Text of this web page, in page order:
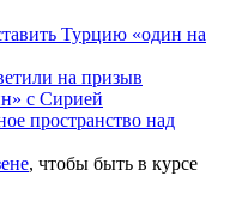
Турцию «один на
на призыв
с Сирией
пространство над
, чтобы быть в курсе